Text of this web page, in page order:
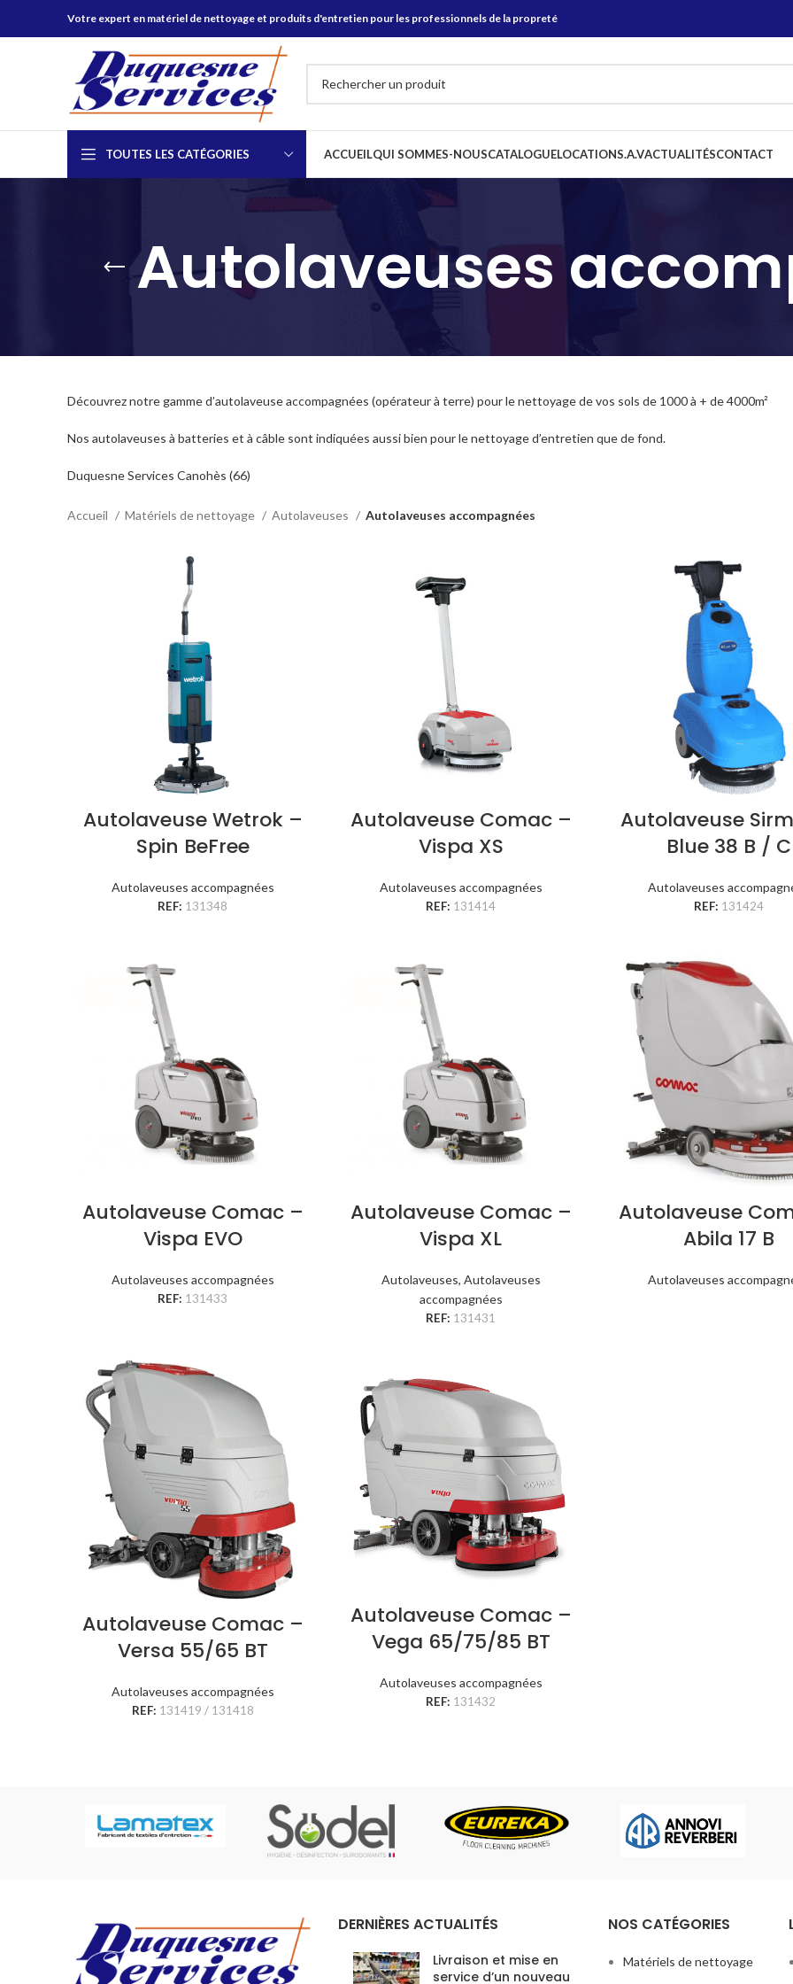
Votre expert en matériel de nettoyage et produits d'entretien pour les professionnels de la propreté
TOUTES LES CATÉGORIES ACCUEILQUI SOMMES-NOUSCATALOGUELOCATIONS.A.VACTUALITÉSCONTACT
Autolaveuses
Découvrez notre gamme d’autolaveuse accompagnées (opérateur à terre) pour le nettoyage de vos sols de 1000 à + de 4000m²
Nos autolaveuses à batteries et à câble sont indiquées aussi bien pour le nettoyage d’entretien que de fond.
Duquesne Services Canohès (66)
Accueil Matériels de nettoyage Autolaveuses Autolaveuses accompagnées
Autolaveuse Wetrok –
Spin BeFree
Autolaveuses accompagnées
REF: 131348
Autolaveuse Comac –
Vispa XS
Autolaveuses accompagnées
REF: 131414
Autolaveuse
Blue 38 B / C
Autolaveuses
REF: 131424
Autolaveuse Comac –
Vispa EVO
Autolaveuses accompagnées
REF: 131433
Autolaveuse Comac –
Vispa XL
Autolaveuses, Autolaveuses
accompagnées
REF: 131431
Autolaveuse
Abila 17 B
Autolaveuses
Autolaveuse Comac –
Versa 55/65 BT
Autolaveuses accompagnées
REF: 131419 / 131418
Autolaveuse Comac –
Vega 65/75/85 BT
Autolaveuses accompagnées
REF: 131432
DERNIÈRES ACTUALITÉS
Livraison et mise en
service d’un nouveau
NOS CATÉGORIES
Matériels de nettoyage